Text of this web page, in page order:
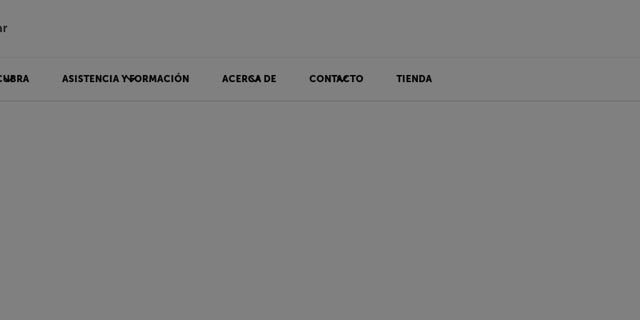
ASISTENCIA Y FORMACIÓN ACERCA DE CONTACTO TIENDA